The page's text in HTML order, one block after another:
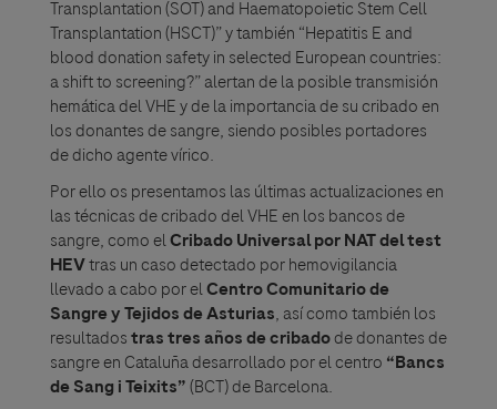
Transplantation (SOT) and Haematopoietic Stem Cell
Transplantation (HSCT)” y también “Hepatitis E and
blood donation safety in selected European countries:
a shift to screening?” alertan de la posible transmisión
hemática del VHE y de la importancia de su cribado en
los donantes de sangre, siendo posibles portadores
de dicho agente vírico.
Por ello os presentamos las últimas actualizaciones en
las técnicas de cribado del VHE en los bancos de
sangre, como elCribado Universal por NAT del test
HEVtras un caso detectado por hemovigilancia
llevado a cabo por elCentro Comunitario de
Sangre y Tejidos de Asturias, así como también los
resultadostras tres años de cribadode donantes de
sangre en Cataluña desarrollado por el centro “Bancs
de Sang i Teixits”(BCT) de Barcelona.